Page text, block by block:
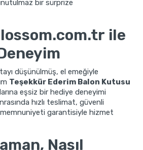
bir sürprize
ile
düşünülmüş, el emeğiyle
Teşekkür Ederim Balon Kutusu
eşsiz bir hediye deneyimi
hızlı teslimat, güvenli
garantisiyle hizmet
Nasıl